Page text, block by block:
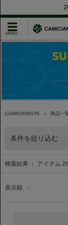
CAMICIANISTA ＞ 商品一
条件を絞り込む
検索結果 ： アイテム 2
表示順 ：